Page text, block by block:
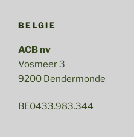
BELGIE
ACB nv
Vosmeer 3
9200 Dendermonde
BE0433.983.344